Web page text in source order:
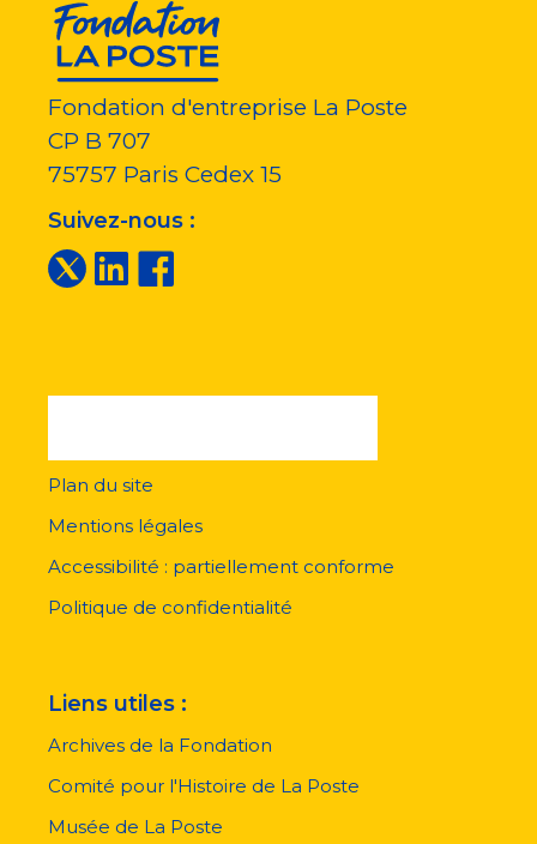
Fondation d'entreprise La Poste
CP B 707
75757 Paris Cedex 15
Suivez-nous :
pied
page
Plan du site
Mentions légales
Accessibilité : partiellement conforme
Politique de confidentialité
Liens utiles :
Archives de la Fondation
Comité pour l'Histoire de La Poste
Musée de La Poste